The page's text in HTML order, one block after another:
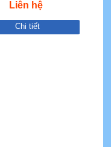
Liên hệ
Chi tiết